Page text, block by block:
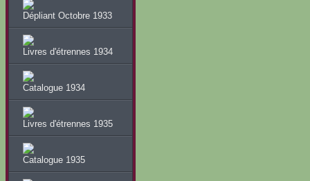
Dépliant Octobre 1933
Livres d'étrennes 1934
Catalogue 1934
Livres d'étrennes 1935
Catalogue 1935